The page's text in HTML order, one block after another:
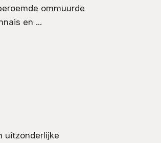
ommuurde
en ...
uitzonderlijke